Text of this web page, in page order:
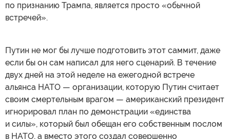
по признанию Трампа, является просто «обычной
встречей».
Путин не мог бы лучше подготовить этот саммит, даже
если бы он сам написал для него сценарий. В течение
двух дней на этой неделе на ежегодной встрече
альянса НАТО — организации, которую Путин считает
своим смертельным врагом — американский президент
игнорировал план по демонстрации «единства
и силы», который был обещан его собственным послом
в НАТО, а вместо этого создал совершенно